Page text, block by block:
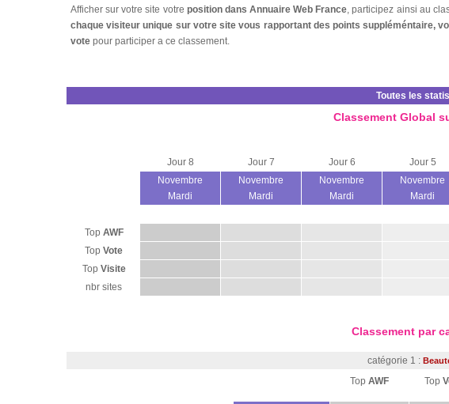
Afficher sur votre site votre position dans Annuaire Web France, participez ainsi au
chaque visiteur unique sur votre site vous rapportant des points suppléméntaire,
vote pour participer a ce classement.
Toutes les
Classement Global
Jour 8 Jour 7 Jour 6 Jour 5
Novembre
Mardi
Novembre
Mardi
Novembre
Mardi
Novembre
Mardi
Top AWF
Top Vote
Top Visite
nbr sites
Classement par
catégorie 1 :
Top AWF Top